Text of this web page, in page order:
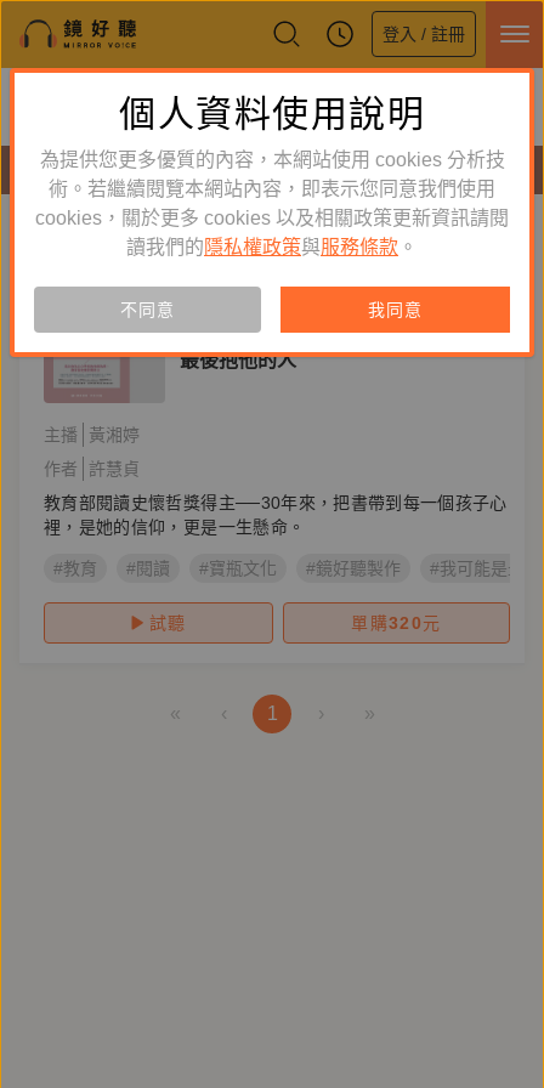
登入 / 註冊
鏡好聽全新APP上線
體驗全面升級，即刻下載
有聲書
許慧貞 新到舊 舊到新
有聲書
最後抱他的人
主播
黃湘婷
作者
許慧貞
教育部閱讀史懷哲獎得主──30年來，把書帶到每一個孩子心
裡，是她的信仰，更是一生懸命。
#教育 #閱讀 #寶瓶文化 #鏡好聽製作 #我可能是最
試聽 單購320元
« ‹ 1 › »
個人資料使用說明
為提供您更多優質的內容，本網站使用 cookies 分析技
術。若繼續閱覽本網站內容，即表示您同意我們使用
cookies，關於更多 cookies 以及相關政策更新資訊請閱
讀我們的 隱私權政策與服務條款 。
不同意 我同意